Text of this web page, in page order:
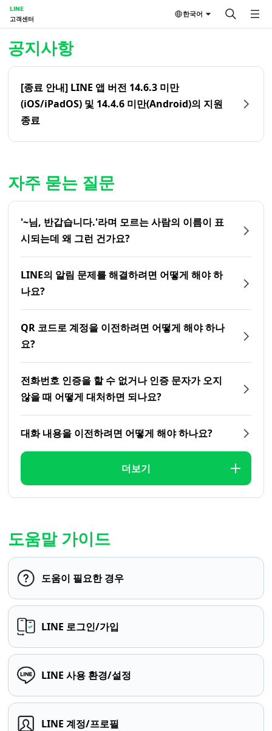
LINE
고객센터
한국어
공지사항
[종료 안내] LINE 앱 버전 14.6.3 미만
(iOS/iPadOS) 및 14.4.6 미만(Android)의 지원
종료
자주 묻는 질문
'~님, 반갑습니다.'라며 모르는 사람의 이름이 표
시되는데 왜 그런 건가요?
LINE의 알림 문제를 해결하려면 어떻게 해야 하
나요?
QR 코드로 계정을 이전하려면 어떻게 해야 하나
요?
전화번호 인증을 할 수 없거나 인증 문자가 오지
않을 때 어떻게 대처하면 되나요?
대화 내용을 이전하려면 어떻게 해야 하나요?
더보기
도움말 가이드
도움이 필요한 경우
LINE 로그인/가입
LINE 사용 환경/설정
LINE 계정/프로필